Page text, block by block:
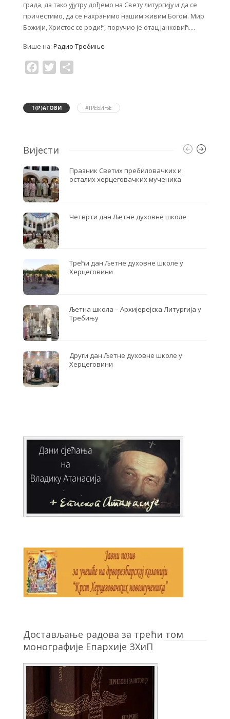
града, да тако ујутру дођемо на Свету литургију и да се
причестимо, да се нахранимо нашим живим Богом. Мир
Божији, Христос се роди!“, поручио је отац Јанковић….
Више на: Радио Требиње
a
o
T
w
e
Т(Р)АГОВИ #ТРЕБИЊЕ
Вијести
Празник Светих пребиловачких и
осталих херцеговачких мученика
Четврти дан Љетне духовне школе
Трећи дан Љетне духовне школе у
Херцеговини
Љетна школа – Архијерејска Литургија у
Требињу
Други дан Љетне духовне школе у
Херцеговини
Достављање радова за трећи том
монографије Епархије ЗХиП